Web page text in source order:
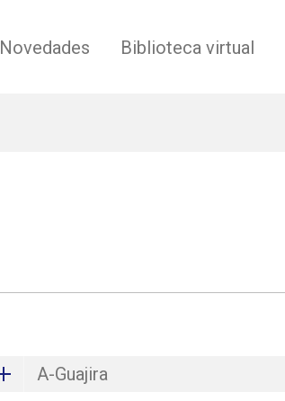
Novedades Biblioteca virtual
A-Guajira